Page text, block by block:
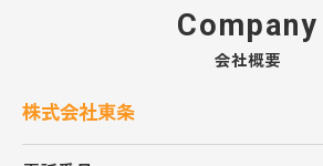
会社概要
Company
株式会社東条